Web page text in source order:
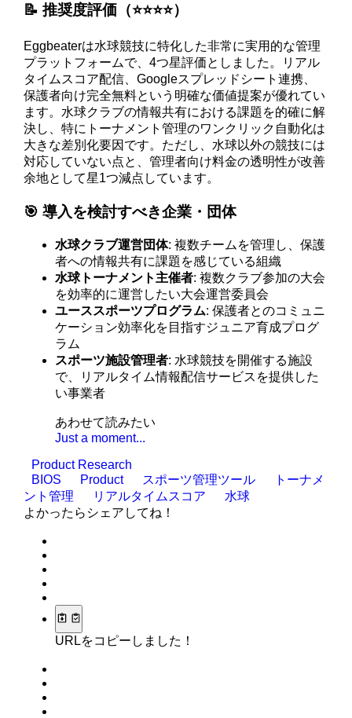
📝 推奨度評価（⭐️⭐️⭐️⭐️）
Eggbeaterは水球競技に特化した非常に実用的な管理
プラットフォームで、4つ星評価としました。リアル
タイムスコア配信、Googleスプレッドシート連携、
保護者向け完全無料という明確な価値提案が優れてい
ます。水球クラブの情報共有における課題を的確に解
決し、特にトーナメント管理のワンクリック自動化は
大きな差別化要因です。ただし、水球以外の競技には
対応していない点と、管理者向け料金の透明性が改善
余地として星1つ減点しています。
🎯 導入を検討すべき企業・団体
水球クラブ運営団体: 複数チームを管理し、保護
者への情報共有に課題を感じている組織
水球トーナメント主催者: 複数クラブ参加の大会
を効率的に運営したい大会運営委員会
ユーススポーツプログラム: 保護者とのコミュニ
ケーション効率化を目指すジュニア育成プログ
ラム
スポーツ施設管理者: 水球競技を開催する施設
で、リアルタイム情報配信サービスを提供した
い事業者
あわせて読みたい
Just a moment...
Product Research
BIOS
Product スポーツ管理ツール
トーナメ
ント管理
リアルタイムスコア
水球
よかったらシェアしてね！
URLをコピーしました！